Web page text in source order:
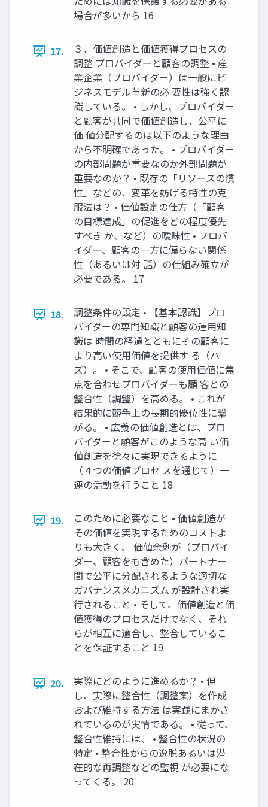
場合が多いから 16
17.
３．価値創造と価値獲得プロセスの
調整 プロバイダーと顧客の調整 • 産
業企業（プロバイダー）は一般にビ
ジネスモデル革新の必 要性は強く認
識している。 • しかし、プロバイダー
と顧客が共同で価値創造し、公平に
価 値分配するのは以下のような理由
から不明確であった。 • プロバイダー
の内部問題が重要なのか外部問題が
重要なのか？ • 既存の「リソースの慣
性」などの、変革を妨げる特性の克
服法は？ • 価値設定の仕方（「顧客
の目標達成」の促進をどの程度優先
すべき か、など）の曖昧性 • プロバ
イダー、顧客の一方に偏らない関係
性（あるいは対 話）の仕組み確立が
必要である。 17
18.
調整条件の設定 • 【基本認識】プロ
バイダーの専門知識と顧客の運用知
識は 時間の経過とともにその顧客に
より高い使用価値を提供す る（ハ
ズ）。 • そこで、顧客の使用価値に焦
点を合わせプロバイダーも顧 客との
整合性（調整）を高める。 • これが
結果的に競争上の長期的優位性に繋
がる。 • 広義の価値創造とは、プロ
バイダーと顧客がこのような高 い価
値創造を徐々に実現できるように
（４つの価値プロセ スを通じて）一
連の活動を行うこと 18
19.
このために必要なこと • 価値創造が
その価値を実現するためのコストよ
りも大きく、 価値余剰が（プロバイ
ダー、顧客をも含めた）パートナー
間で公平に分配されるような適切な
ガバナンスメカニズム が設計され実
行されること • そして、価値創造と価
値獲得のプロセスだけでなく、それ
らが相互に適合し、整合しているこ
とを保証すること 19
20.
実際にどのように進めるか？ • 但
し、実際に整合性（調整案）を作成
および維持する方法 は実践にまかさ
れているのが実情である。 • 従って、
整合性維持には、 • 整合性の状況の
特定 • 整合性からの逸脱あるいは潜
在的な再調整などの監視 が必要にな
ってくる。 20